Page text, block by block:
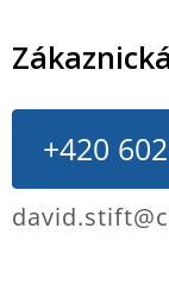
+420